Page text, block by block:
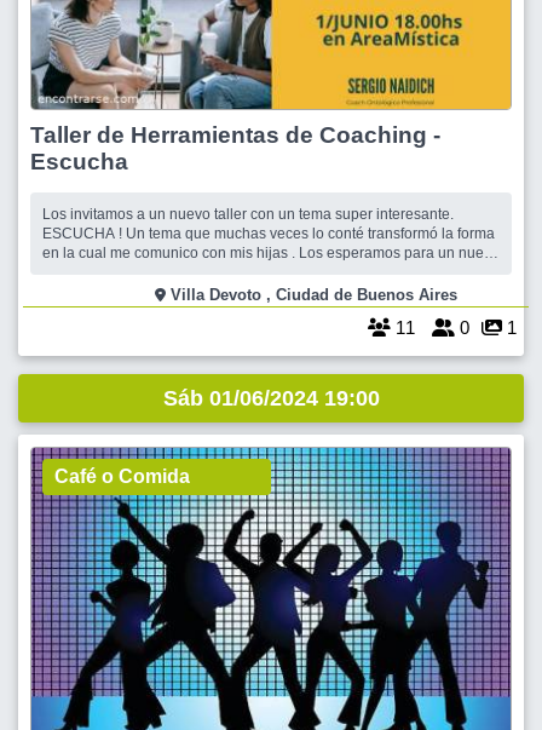
Taller de Herramientas de Coaching -
Escucha
Los invitamos a un nuevo taller con un tema super interesante.
ESCUCHA ! Un tema que muchas veces lo conté transformó la forma
en la cual me comunico con mis hijas . Los esperamos para un nuevo
activos GRATIS para organizadores que hayan realizado al menos
una salid
Villa Devoto , Ciudad de Buenos Aires
11 0 1
Sáb 01/06/2024 19:00
Café o Comida